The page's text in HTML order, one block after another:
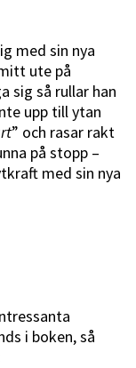
med sin nya
ute på
sig så rullar han
upp till ytan
” och rasar rakt
på stopp –
med sin nya
i boken, så